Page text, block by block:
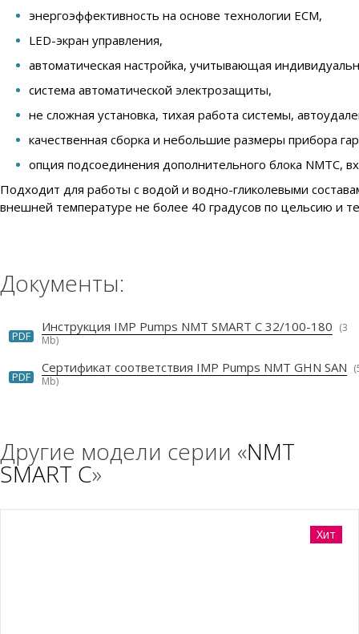
энергоэффективность на основе технологии ECM,
LED-экран управления,
автоматическая настройка, учитывающая
система автоматической электрозащиты,
не сложная установка, тихая работа системы,
качественная сборка и небольшие размеры прибора
опция подсоединения дополнительного блока NMTC,
Подходит для работы с водой и водно-гликолевыми
внешней температуре не более 40 градусов по цельсию и
Документы:
PDF
Инструкция IMP Pumps NMT SMART C 32/100-180 (3
Mb)
PDF
Сертификат соответствия IMP Pumps NMT GHN SAN
Mb)
Другие модели серии «NMT
SMART C»
Хит